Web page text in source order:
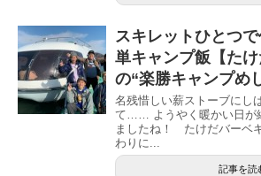
スキレットひとつ
単キャンプ飯【た
の“楽勝キャンプめ
名残惜しい薪ストーブにし
て…… ようやく暖かい日が
ましたね！ たけだバーベ
わりに...
記事を読